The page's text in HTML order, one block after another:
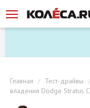
Главная Тест-драйвы
владения Dodge Stratus